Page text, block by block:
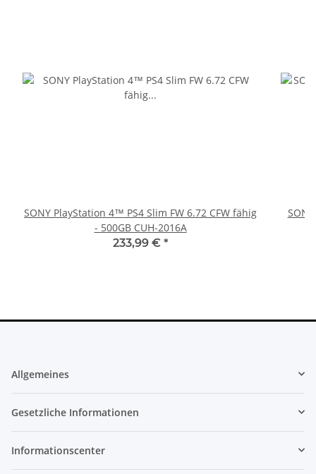
SONY PlayStation 4™ PS4 Slim FW 6.72 CFW fähig
- 500GB CUH-2016A
233,99 € *
Allgemeines
Gesetzliche Informationen
Informationscenter